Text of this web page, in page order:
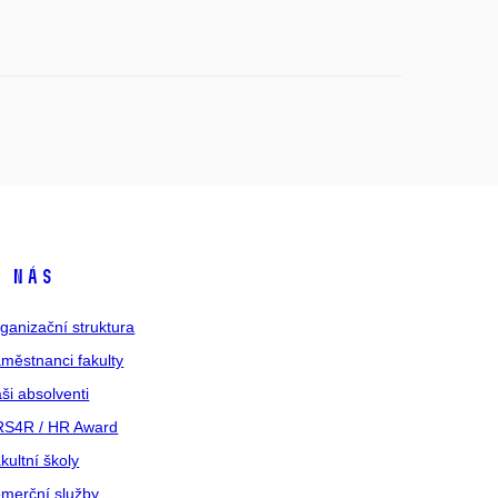
nás
struktura
fakulty
absolventi
/ HR Award
školy
služby